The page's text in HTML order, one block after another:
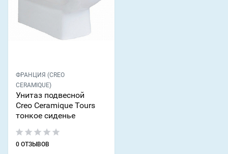
ФРАНЦИЯ (CREO
CERAMIQUE)
Унитаз подвесной
Creo Ceramique Tours
тонкое сиденье
0 ОТЗЫВОВ